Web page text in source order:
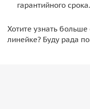
гарантийного срока.
Хотите узнать
линейке? Буду рада